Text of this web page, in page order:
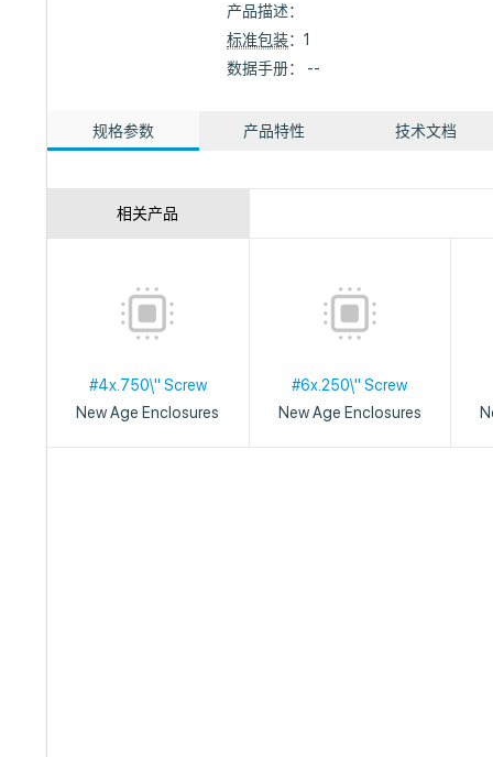
产品描述：
标准包装：1
数据手册： --
规格参数 产品特性 技术文档
相关产品
#4x.750\" Screw
New Age Enclosures
#6x.250\" Screw
New Age Enclosures